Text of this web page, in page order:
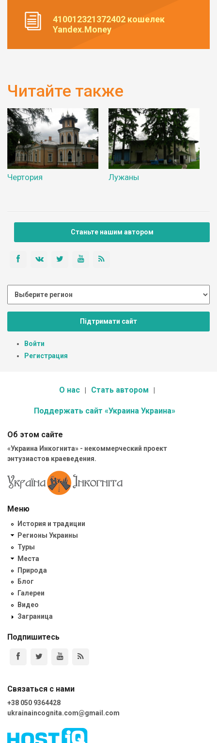
410012321372402 кошелек
Yandex.Money
Читайте также
Чертория Лужаны
Станьте нашим автором
Підтримати сайт
Войти
Регистрация
О нас Стать автором
Поддержать сайт «Украина Украина»
Об этом сайте
«Украина Инкогнита» - некоммерческий проект
энтузиастов краеведения.
Меню
История и традиции
Регионы Украины
Туры
Места
Природа
Блог
Галереи
Видео
Заграница
Подпишитесь
Связаться с нами
+38 050 9364428
ukrainaincognita.com@gmail.com